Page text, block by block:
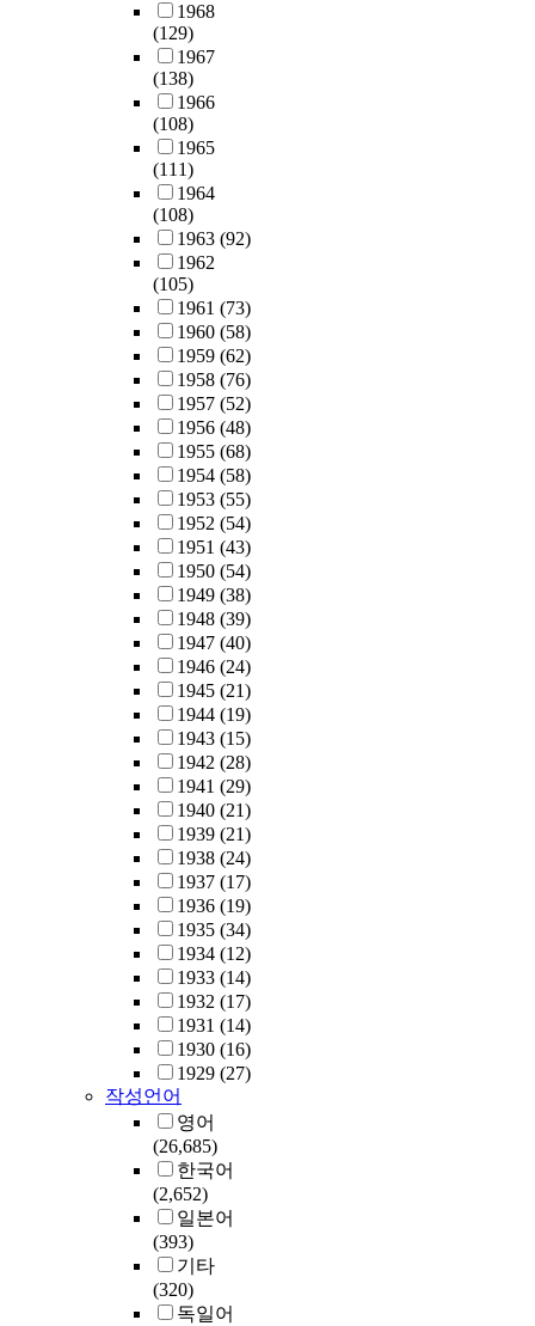
1968
(129)
1967
(138)
1966
(108)
1965
(111)
1964
(108)
1963 (92)
1962
(105)
1961 (73)
1960 (58)
1959 (62)
1958 (76)
1957 (52)
1956 (48)
1955 (68)
1954 (58)
1953 (55)
1952 (54)
1951 (43)
1950 (54)
1949 (38)
1948 (39)
1947 (40)
1946 (24)
1945 (21)
1944 (19)
1943 (15)
1942 (28)
1941 (29)
1940 (21)
1939 (21)
1938 (24)
1937 (17)
1936 (19)
1935 (34)
1934 (12)
1933 (14)
1932 (17)
1931 (14)
1930 (16)
1929 (27)
작성언어
영어
(26,685)
한국어
(2,652)
일본어
(393)
기타
(320)
독일어